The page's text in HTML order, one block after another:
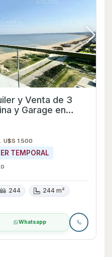
y Venta de 3
y Garage en
U$S 1.500
TEMPORAL
244
244 m²
Whatsapp